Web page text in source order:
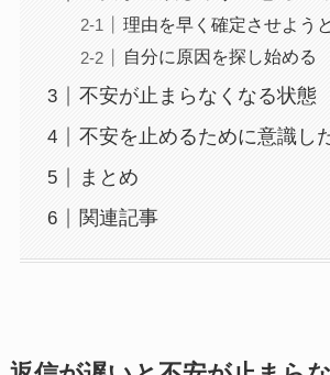
理由を早く確定させよう
自分に原因を探し始める
不安が止まらなくなる状態
不安を止めるために意識し
まとめ
関連記事